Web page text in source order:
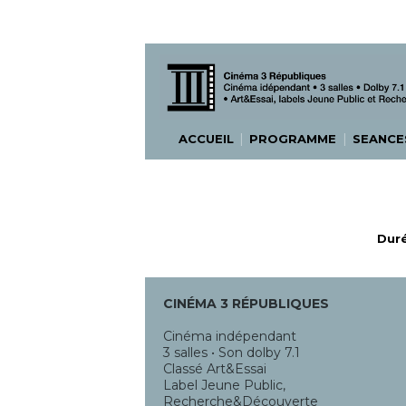
ACCUEIL | PROGRAMME |
CINÉMA 3 RÉPUBLIQUES
Cinéma indépendant
3 salles • Son dolby 7.1
Classé Art&Essai
Label Jeune Public,
Recherche&Découverte